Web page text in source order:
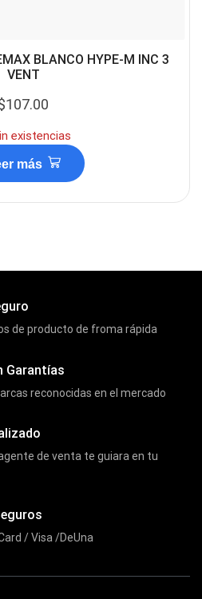
BLANCO HYPE-M INC 3
VENT
107.00
existencias
más
de producto de froma rápida
Garantías
reconocidas en el mercado
de venta te guiara en tu
/ Visa /DeUna